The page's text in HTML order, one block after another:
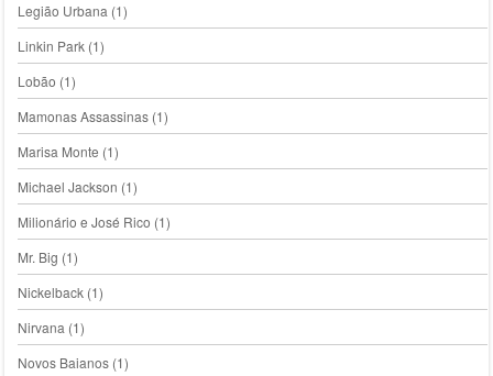
Legião Urbana (1)
Linkin Park(1)
Lobão (1)
Mamonas Assassinas(1)
Marisa Monte (1)
Michael Jackson (1)
Milionário e José Rico (1)
Mr. Big (1)
Nickelback(1)
Nirvana (1)
Novos Baianos(1)